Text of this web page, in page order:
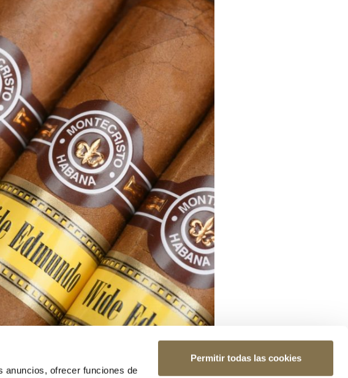
anuncios, ofrecer funciones de
Permitir todas las cookies